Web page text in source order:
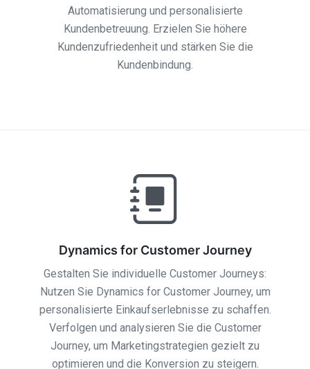
Automatisierung und personalisierte
Kundenbetreuung. Erzielen Sie höhere
Kundenzufriedenheit und stärken Sie die
Kundenbindung.
Dynamics for Customer Journey
Gestalten Sie individuelle Customer Journeys:
Nutzen Sie Dynamics for Customer Journey, um
personalisierte Einkaufserlebnisse zu schaffen.
Verfolgen und analysieren Sie die Customer
Journey, um Marketingstrategien gezielt zu
optimieren und die Konversion zu steigern.